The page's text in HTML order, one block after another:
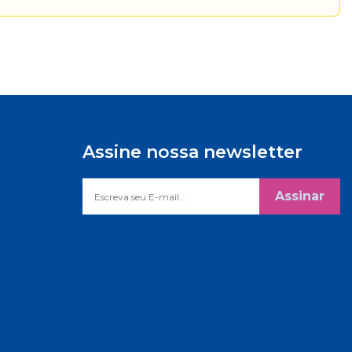
Assine nossa newsletter
Assinar